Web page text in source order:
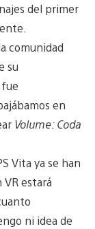
del primer
comunidad
su
en
Volume: Coda
Vita ya se han
estará
ni idea de